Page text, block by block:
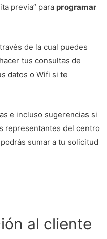
previa” para programar
de la cual puedes
tus consultas de
datos o Wifi si te
e incluso sugerencias si
representantes del centro
sumar a tu solicitud
al cliente